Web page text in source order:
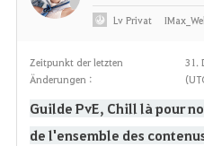
Zeitpunkt der letzten
Änderungen :
31.
Guilde PvE, Chill là pour
de l'ensemble des
LvPrivat